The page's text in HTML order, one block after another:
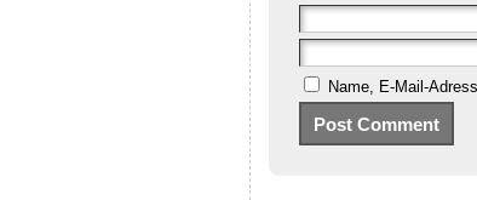
Name, E-Mail-